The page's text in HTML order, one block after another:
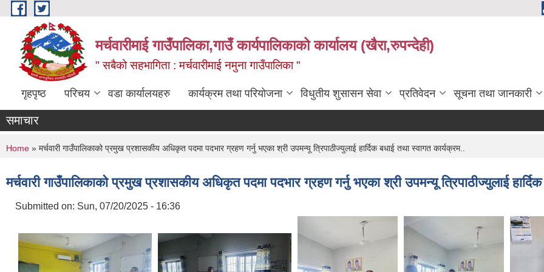
Skip to main content
मर्चवारीमाई गाउँपालिका,गाउँ कार्यपालिकाको कार्यालय (खैरा,रुपन्देही)
" सबैको सहभागिता : मर्चवारीमाई नमुना गाउँपालिका "
गृहपृष्ठ परिचय वडा कार्यालयहरु कार्यक्रम तथा परियोजना विधुतीय शुसासन सेवा प्रतिवेदन सूचना तथा जानकारी
समाचार
You are here
Home » मर्चवारी गाउँपालिकाको प्रमुख प्रशासकीय अधिकृत पदमा पदभार ग्रहण गर्नु भएका श्री उपमन्यू त्रिपाठीज्युलाई हार्दिक बधाई तथा स्वागत कार्यक्रम..
मर्चवारी गाउँपालिकाको प्रमुख प्रशासकीय अधिकृत पदमा पदभार ग्रहण गर्नु भएका श्री उपमन्यू त्रिपाठीज्युलाई
Submitted on: Sun, 07/20/2025 - 16:36